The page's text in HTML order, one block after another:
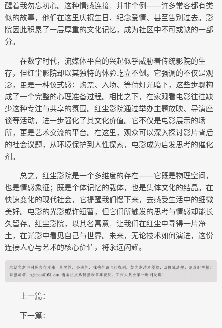
醒着我勿忘初心。这种情感连接，并非个例——许多常客都有类
似的故事，他们在这里庆祝生日、纪念爱情、甚至告别过去。影
院因此积累了一层厚重的文化记忆，成为社区中不可或缺的一部
分。
在数字时代，流媒体平台的兴起似乎威胁着传统影院的生
存，但红尘影院却以其独特的体验屹立不倒。它强调的不仅是观
影，更是一种仪式感：购票、入场、等待灯光暗下，这些步骤构
成了一个完整的心理准备过程。相比之下，在家观看电影往往缺
少这种专注与共享的氛围。红尘影院通过举办主题放映、导演座
谈等活动，进一步强化了其文化价值。它不仅是电影展示的场
所，更是艺术交流的平台。在这里，观众可以深入探讨影片背后
的社会议题，从环境保护到人性探索，电影成为启发思考的催化
剂。
总之，红尘影院是一个多维度的存在——它既是物理空间，
也是情感象征；既是个体记忆的载体，也是集体文化的结晶。在
快速变化的现代社会，它提醒我们慢下来，去感受生活中的细微
美好。电影的光影或许短暂，但它们所触发的思考与情感却能长
久留存。红尘影院，以其名寓意，让我们在红尘中寻得一片净
土，在光影中看见自己与世界。未来，无论技术如何演进，这份
连接人心与艺术的核心价值，将永远闪耀。
上一篇：
下一篇：